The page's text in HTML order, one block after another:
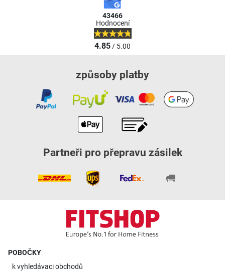
43466
Hodnocení
4.85/ 5.00
způsoby platby
Partneři pro přepravu zásilek
POBOČKY
kvyhledávaci obchodů